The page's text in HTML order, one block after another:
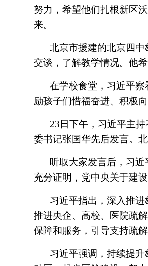
努力，希望他们扎根新区
来。
北京市援建的北京四
交谈，了解教学情况。他
在学校食堂，习近平
励孩子们惜福奋进、积极
23日下午，习近平主
委书记张国华先后发言。
听取大家发言后，习
充分证明，党中央关于建
习近平指出，深入推
推进央企、高校、医院疏
保障和服务，引导支持疏
习近平强调，持续提